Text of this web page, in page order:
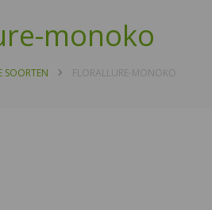
monoko
SOORTEN FLORALLURE-MONOKO